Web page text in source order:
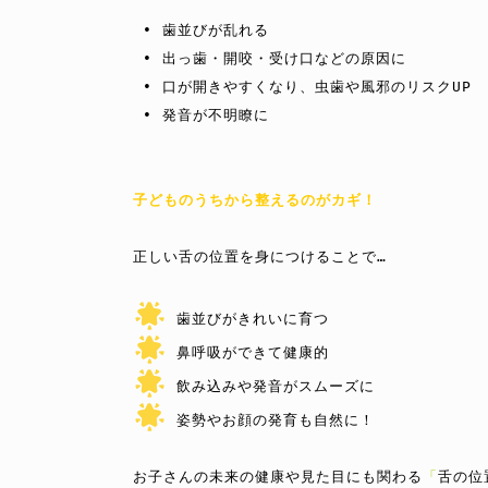
• 歯並びが乱れる
• 出っ歯・開咬・受け口などの原因に
• 口が開きやすくなり、虫歯や風邪のリスクUP
• 発音が不明瞭に
子どものうちから整えるのがカギ！
正しい舌の位置を身につけることで…
姿勢やお顔の発育も自然に！
お子さんの未来の健康や見た目にも関わる 「 舌の位